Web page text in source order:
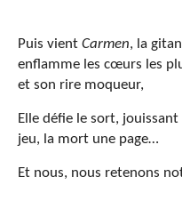
Puis vient Carmen, la
enflamme les cœurs les
et son rire moqueur,
Elle défie le sort, jouissant
jeu, la mort une page…
Et nous, nous retenons